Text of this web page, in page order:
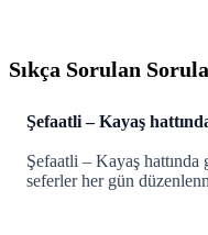
Sıkça Sorulan
Şefaatli – Kayaş
Şefaatli – Kayaş hattında
seferler her gün